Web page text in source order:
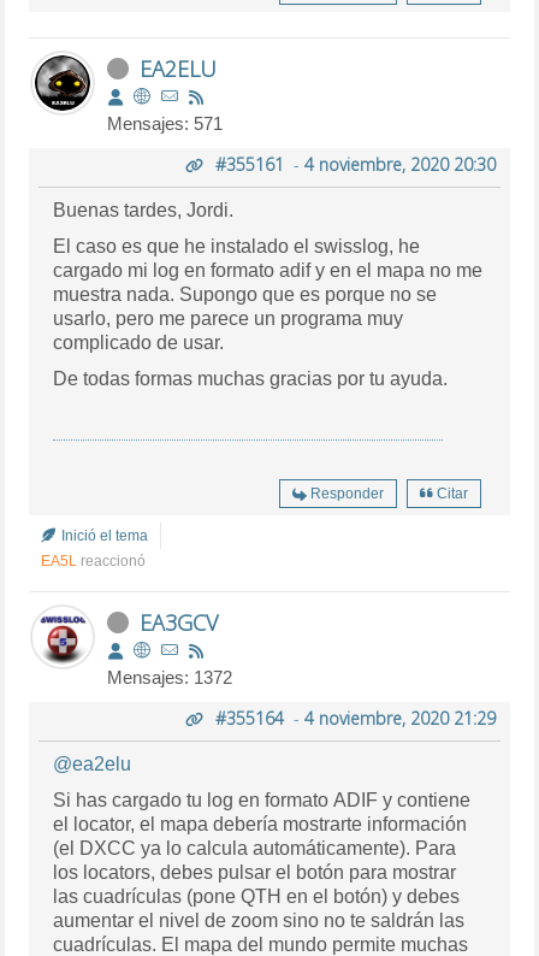
EA2ELU
Mensajes: 571
#355161 - 4 noviembre, 2020 20:30
Buenas tardes, Jordi.
El caso es que he instalado el swisslog, he
cargado mi log en formato adif y en el mapa no me
muestra nada. Supongo que es porque no se
usarlo, pero me parece un programa muy
complicado de usar.
De todas formas muchas gracias por tu ayuda.
Responder Citar
Inició el tema
EA5L reaccionó
EA3GCV
Mensajes: 1372
#355164- 4 noviembre, 2020 21:29
@ea2elu
Si has cargado tu log en formato ADIF y contiene
el locator, el mapa debería mostrarte información
(el DXCC ya lo calcula automáticamente). Para
los locators, debes pulsar el botón para mostrar
las cuadrículas (pone QTH en el botón) y debes
aumentar el nivel de zoom sino no te saldrán las
cuadrículas. El mapa del mundo permite muchas